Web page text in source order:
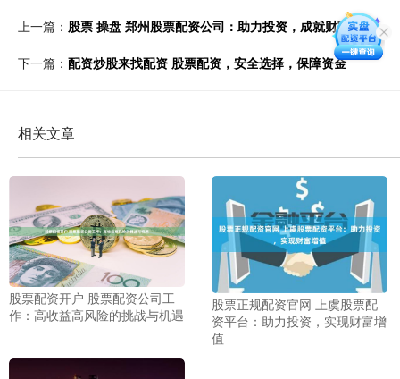
上一篇： 股票 操盘 郑州股票配资公司：助力投资，成就财富梦想
下一篇： 配资炒股来找配资 股票配资，安全选择，保障资金
相关文章
股票配资开户 股票配资公司工
作：高收益高风险的挑战与机遇
股票正规配资官网 上虞股票配
资平台：助力投资，实现财富增
值